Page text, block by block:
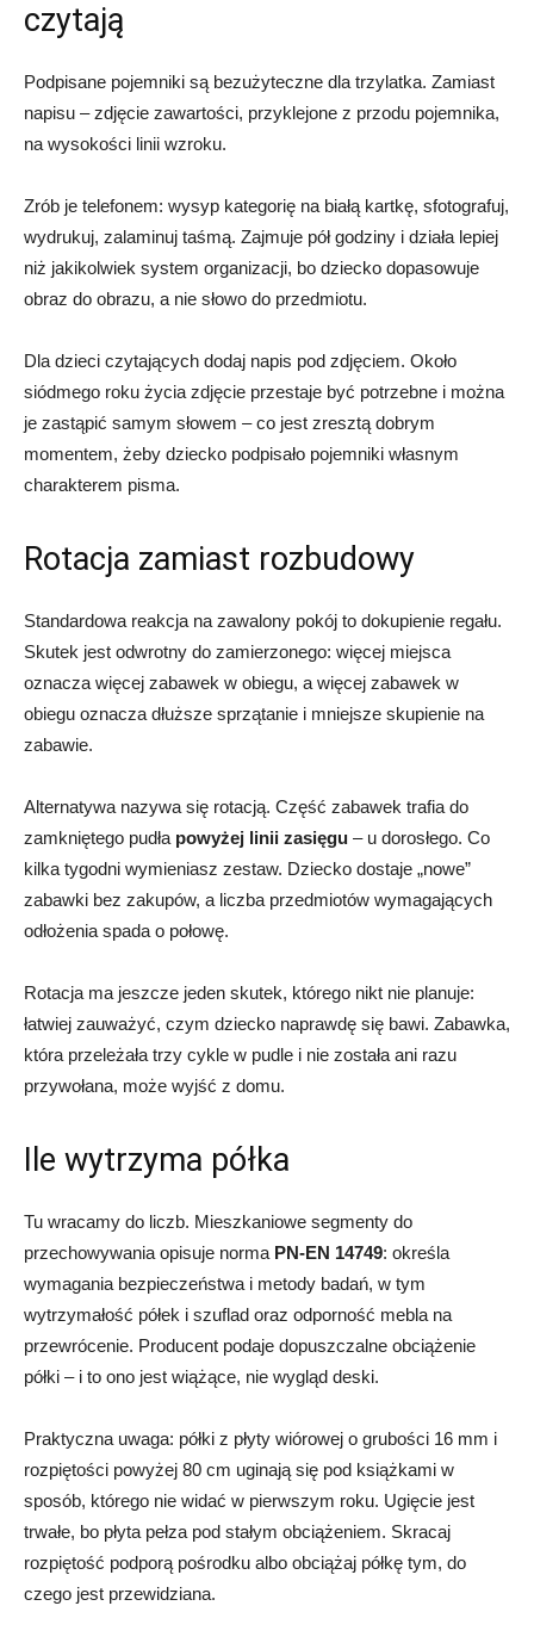
czytają
Podpisane pojemniki są bezużyteczne dla trzylatka. Zamiast
napisu – zdjęcie zawartości, przyklejone z przodu pojemnika,
na wysokości linii wzroku.
Zrób je telefonem: wysyp kategorię na białą kartkę, sfotografuj,
wydrukuj, zalaminuj taśmą. Zajmuje pół godziny i działa lepiej
niż jakikolwiek system organizacji, bo dziecko dopasowuje
obraz do obrazu, a nie słowo do przedmiotu.
Dla dzieci czytających dodaj napis pod zdjęciem. Około
siódmego roku życia zdjęcie przestaje być potrzebne i można
je zastąpić samym słowem – co jest zresztą dobrym
momentem, żeby dziecko podpisało pojemniki własnym
charakterem pisma.
Rotacja zamiast rozbudowy
Standardowa reakcja na zawalony pokój to dokupienie regału.
Skutek jest odwrotny do zamierzonego: więcej miejsca
oznacza więcej zabawek w obiegu, a więcej zabawek w
obiegu oznacza dłuższe sprzątanie i mniejsze skupienie na
zabawie.
Alternatywa nazywa się rotacją. Część zabawek trafia do
zamkniętego pudła powyżej linii zasięgu – u dorosłego. Co
kilka tygodni wymieniasz zestaw. Dziecko dostaje „nowe”
zabawki bez zakupów, a liczba przedmiotów wymagających
odłożenia spada o połowę.
Rotacja ma jeszcze jeden skutek, którego nikt nie planuje:
łatwiej zauważyć, czym dziecko naprawdę się bawi. Zabawka,
która przeleżała trzy cykle w pudle i nie została ani razu
przywołana, może wyjść z domu.
Ile wytrzyma półka
Tu wracamy do liczb. Mieszkaniowe segmenty do
przechowywania opisuje norma PN-EN 14749: określa
wymagania bezpieczeństwa i metody badań, w tym
wytrzymałość półek i szuflad oraz odporność mebla na
przewrócenie. Producent podaje dopuszczalne obciążenie
półki – i to ono jest wiążące, nie wygląd deski.
Praktyczna uwaga: półki z płyty wiórowej o grubości 16 mm i
rozpiętości powyżej 80 cm uginają się pod książkami w
sposób, którego nie widać w pierwszym roku. Ugięcie jest
trwałe, bo płyta pełza pod stałym obciążeniem. Skracaj
rozpiętość podporą pośrodku albo obciążaj półkę tym, do
czego jest przewidziana.